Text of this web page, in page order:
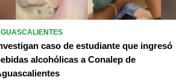
caso de estudiante que ingresó
alcohólicas a Conalep de